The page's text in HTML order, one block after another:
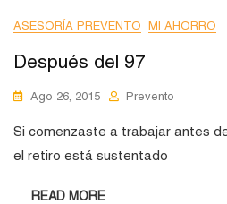
ASESORÍA PREVENTO MI AHORRO
Después del 97
Ago 26, 2015 Prevento
Si comenzaste a trabajar antes
el retiro está sustentado
READ MORE